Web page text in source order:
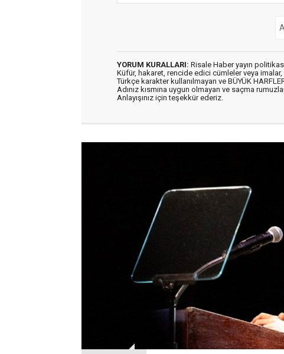
YORUM KURALLARI: Risale Haber yayın
Küfür, hakaret, rencide edici cümleler veya imalar,
Türkçe karakter kullanılmayan ve BÜYÜK
Adınız kısmına uygun olmayan ve saçma
Anlayışınız için teşekkür ederiz.